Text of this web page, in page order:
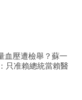
血壓遭檢舉？蘇一
只准賴總統當賴醫